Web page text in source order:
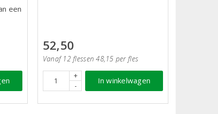
een
52,50
Vanaf 12 flessen 48,15 per fles
+
-
In winkelwagen